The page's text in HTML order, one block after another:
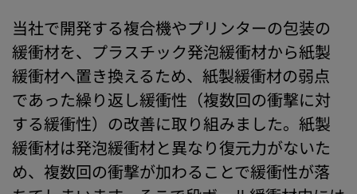
当社で開発する複合機やプリンターの包装の
緩衝材を、プラスチック発泡緩衝材から紙製
緩衝材へ置き換えるため、紙製緩衝材の弱点
であった繰り返し緩衝性（複数回の衝撃に対
する緩衝性）の改善に取り組みました。紙製
緩衝材は発泡緩衝材と異なり復元力がないた
め、複数回の衝撃が加わることで緩衝性が落